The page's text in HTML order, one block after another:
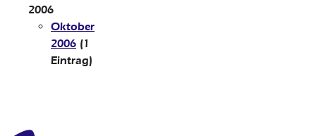
2006
Oktober
2006 (1
Eintrag)